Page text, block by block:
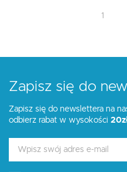
Zapisz się do
Zapisz się do newslettera na
odbierz rabat w wysokości